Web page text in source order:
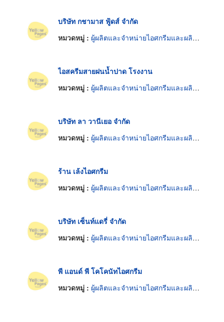
บริษัท กชามาส ฟู้ดส์ จำกัด
หมวดหมู่ : ผู้ผลิตและจำหน่ายไอศกรีมและผลิตภัณฑ์แช่แข็ง
ไอสครีมสายฝนน้ำปาด โรงงาน
หมวดหมู่ : ผู้ผลิตและจำหน่ายไอศกรีมและผลิตภัณฑ์แช่แข็ง
บริษัท ลา วานีเยอ จำกัด
หมวดหมู่ : ผู้ผลิตและจำหน่ายไอศกรีมและผลิตภัณฑ์แช่แข็ง
ร้าน เล้งไอศกรีม
หมวดหมู่ : ผู้ผลิตและจำหน่ายไอศกรีมและผลิตภัณฑ์แช่แข็ง
บริษัท เซ็นท์แดรี่ จำกัด
หมวดหมู่ : ผู้ผลิตและจำหน่ายไอศกรีมและผลิตภัณฑ์แช่แข็ง
พี แอนด์ พี โคโคนัทไอศกรีม
หมวดหมู่ : ผู้ผลิตและจำหน่ายไอศกรีมและผลิตภัณฑ์แช่แข็ง